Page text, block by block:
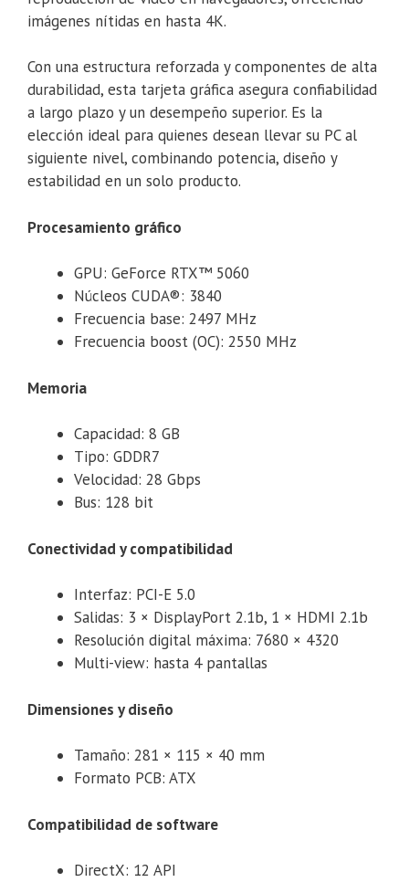
imágenes nítidas en hasta 4K.
Con una estructura reforzada y componentes de alta
durabilidad, esta tarjeta gráfica asegura confiabilidad
a largo plazo y un desempeño superior. Es la
elección ideal para quienes desean llevar su PC al
siguiente nivel, combinando potencia, diseño y
estabilidad en un solo producto.
Procesamiento gráfico
GPU: GeForce RTX™ 5060
Núcleos CUDA®: 3840
Frecuencia base: 2497 MHz
Frecuencia boost (OC): 2550 MHz
Memoria
Capacidad: 8 GB
Tipo: GDDR7
Velocidad: 28 Gbps
Bus: 128 bit
Conectividad y compatibilidad
Interfaz: PCI-E 5.0
Salidas: 3 × DisplayPort 2.1b, 1 × HDMI 2.1b
Resolución digital máxima: 7680 × 4320
Multi-view: hasta 4 pantallas
Dimensiones y diseño
Tamaño: 281 × 115 × 40 mm
Formato PCB: ATX
Compatibilidad de software
DirectX: 12 API